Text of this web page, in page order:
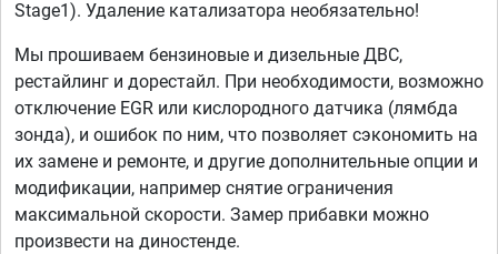
Stage1). Удаление катализатора необязательно!
Мы прошиваем бензиновые и дизельные ДВС,
рестайлинг и дорестайл. При необходимости, возможно
отключение EGR или кислородного датчика (лямбда
зонда), и ошибок по ним, что позволяет сэкономить на
их замене и ремонте, и другие дополнительные опции и
модификации, например снятие ограничения
максимальной скорости. Замер прибавки можно
произвести на диностенде.